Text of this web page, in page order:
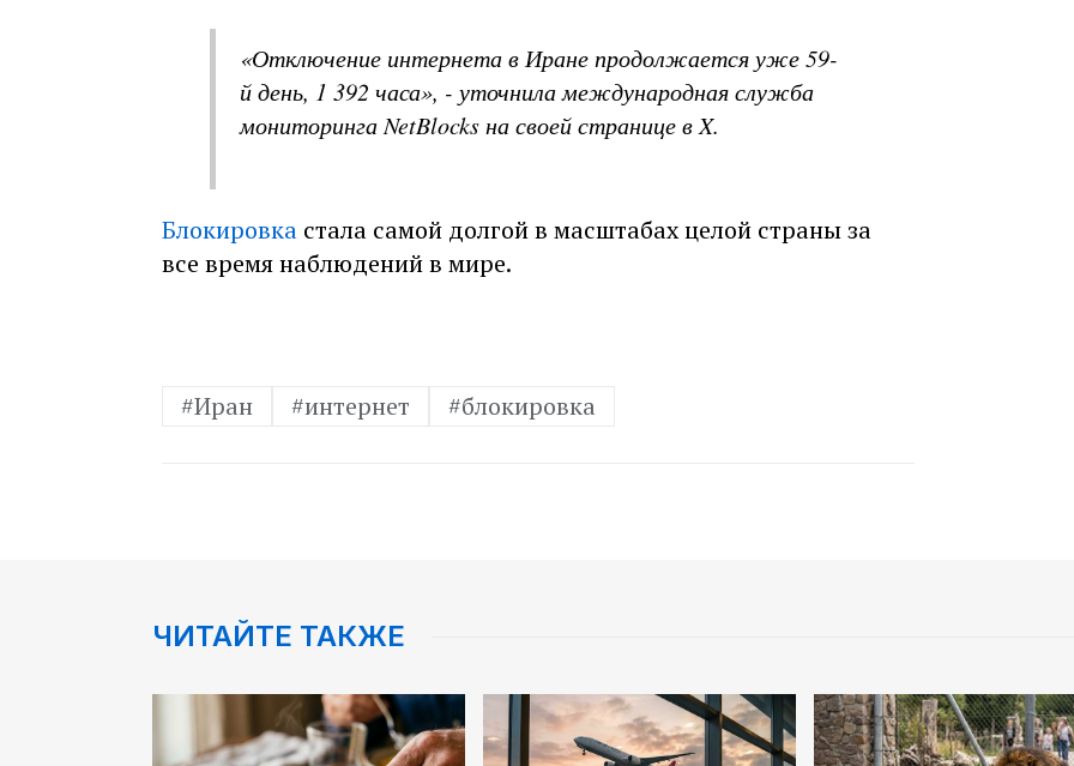
«Отключение интернета в Иране продолжается уже 59-
й день, 1 392 часа», - уточнила международная служба
мониторинга NetBlocks на своей странице в X.
Блокировка стала самой долгой в масштабах целой страны за
все время наблюдений в мире.
#Иран #интернет #блокировка
ЧИТАЙТЕ ТАКЖЕ